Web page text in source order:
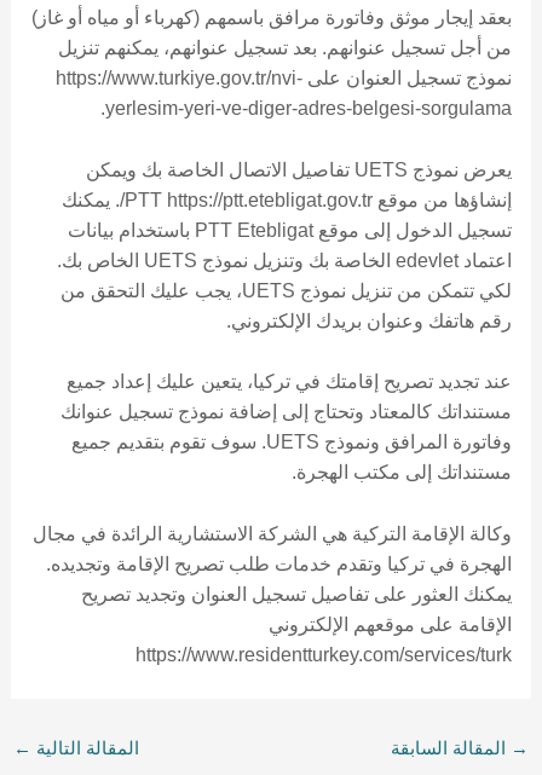
بعقد إيجار موثق وفاتورة مرافق باسمهم (كهرباء أو مياه أو غاز)
من أجل تسجيل عنوانهم. بعد تسجيل عنوانهم، يمكنهم تنزيل
نموذج تسجيل العنوان على https://www.turkiye.gov.tr/nvi-
yerlesim-yeri-ve-diger-adres-belgesi-sorgulama.
يعرض نموذج UETS تفاصيل الاتصال الخاصة بك ويمكن
إنشاؤها من موقع PTT https://ptt.etebligat.gov.tr/. يمكنك
تسجيل الدخول إلى موقع PTT Etebligat باستخدام بيانات
اعتماد edevlet الخاصة بك وتنزيل نموذج UETS الخاص بك.
لكي تتمكن من تنزيل نموذج UETS، يجب عليك التحقق من
رقم هاتفك وعنوان بريدك الإلكتروني.
عند تجديد تصريح إقامتك في تركيا، يتعين عليك إعداد جميع
مستنداتك كالمعتاد وتحتاج إلى إضافة نموذج تسجيل عنوانك
وفاتورة المرافق ونموذج UETS. سوف تقوم بتقديم جميع
مستنداتك إلى مكتب الهجرة.
وكالة الإقامة التركية هي الشركة الاستشارية الرائدة في مجال
الهجرة في تركيا وتقدم خدمات طلب تصريح الإقامة وتجديده.
يمكنك العثور على تفاصيل تسجيل العنوان وتجديد تصريح
الإقامة على موقعهم الإلكتروني
https://www.residentturkey.com/services/turk
→ المقالة السابقة المقالة التالية ←